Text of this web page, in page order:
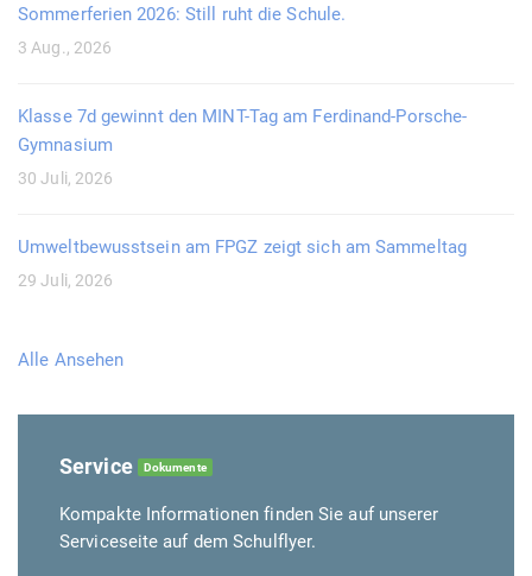
Sommerferien 2026: Still ruht die Schule.
3 Aug., 2026
Klasse 7d gewinnt den MINT-Tag am Ferdinand-Porsche-
Gymnasium
30 Juli, 2026
Umweltbewusstsein am FPGZ zeigt sich am Sammeltag
29 Juli, 2026
Alle Ansehen
Service Dokumente
Kompakte Informationen finden Sie auf unserer
Serviceseite auf dem Schulflyer.